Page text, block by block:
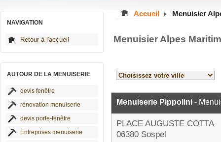
NAVIGATION
Retour à l'accueil
AUTOUR DE LA MENUISERIE
devis fenêtre
rénovation menuiserie
devis porte-fenêtre
Entreprises menuiserie
Accueil Menuisier
Menuisier Alpes
Menuiserie Pippolini -
PLACE AUGUSTE COTTA
06380 Sospel